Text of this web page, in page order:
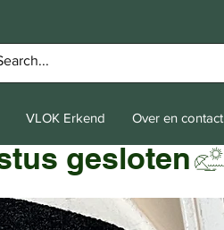
VLOK Erkend Over en contact